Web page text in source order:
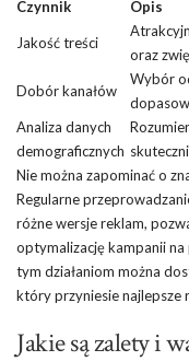
Czynnik Opis
Jakość treści
oraz
Dobór kanałów
Wybór
Analiza danych
demograficznych
Nie można zapominać o
Regularne
różne wersje reklam,
optymalizację kampanii
tym działaniom można
który przyniesie najlepsze
Jakie są zalety i